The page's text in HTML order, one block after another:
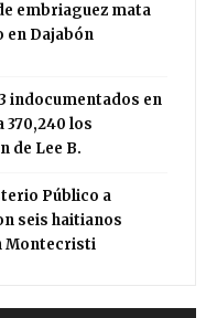
embriaguez mata
en Dajabón
indocumentados en
370,240 los
de Lee B.
Público a
seis haitianos
Montecristi